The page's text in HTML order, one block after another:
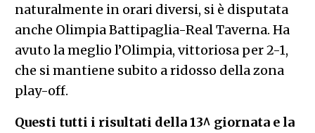
naturalmente in orari diversi, si è disputata
anche Olimpia Battipaglia-Real Taverna. Ha
avuto la meglio l’Olimpia, vittoriosa per 2-1,
che si mantiene subito a ridosso della zona
play-off.
Questi tutti i risultati della 13^ giornata e la